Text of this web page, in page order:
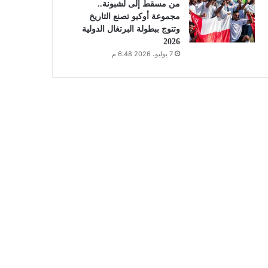
من مسقط إلى لشبونة..
مجموعة أوكيو تصنع التاريخ
وتتوج ببطولة البرتغال الدولية
2026
7 يوليو، 2026 6:48 م